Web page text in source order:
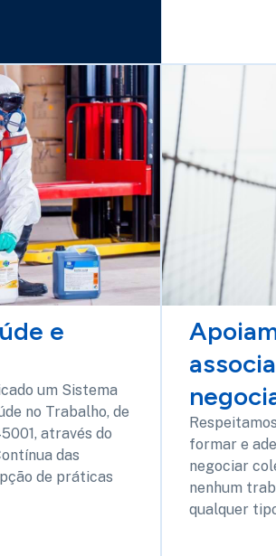
e
um Sistema
no Trabalho, de
através do
das
de práticas
formar e
negociar
nenhum
qualquer